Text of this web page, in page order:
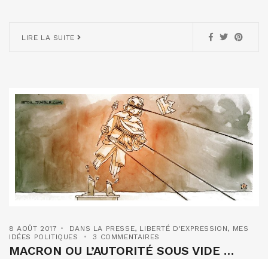
LIRE LA SUITE
8 AOÛT 2017 DANS LA PRESSE, LIBERTÉ D'EXPRESSION, MES
IDÉES POLITIQUES
3 COMMENTAIRES
MACRON OU L’AUTORITÉ SOUS VIDE …